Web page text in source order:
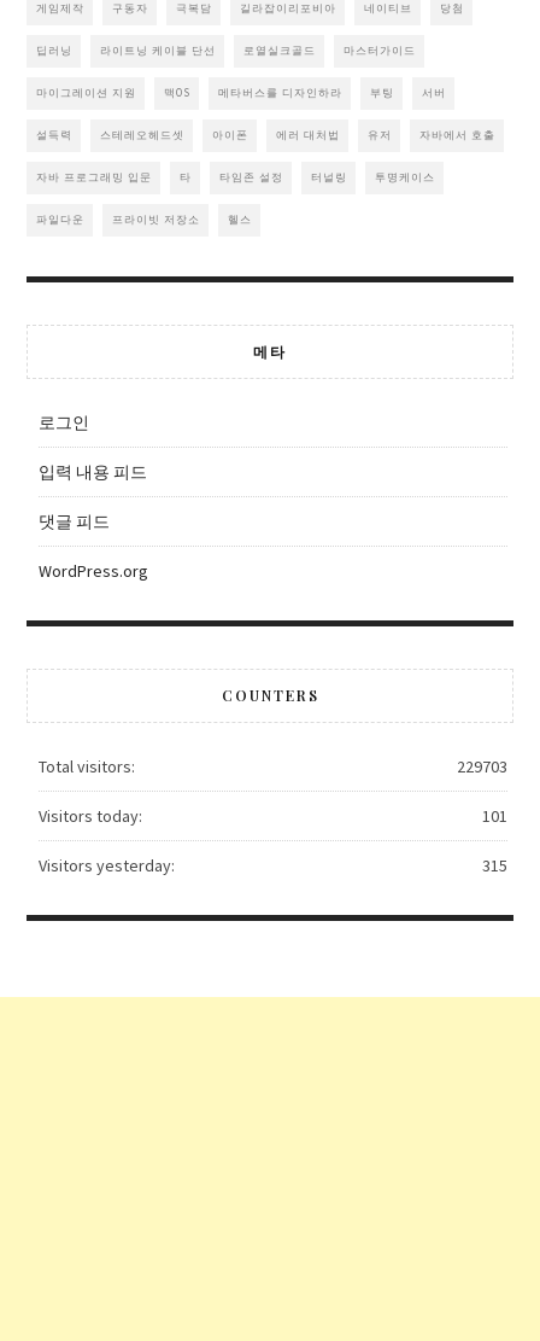
게임제작 구동자 극복담 길라잡이리포비아 네이티브 당첨
딥러닝 라이트닝 케이블 단선 로열실크골드 마스터가이드
마이그레이션 지원 맥OS 메타버스를 디자인하라 부팅 서버
설득력 스테레오헤드셋 아이폰 에러 대처법 유저 자바에서 호출
자바 프로그래밍 입문 타 타임존 설정 터널링 투명케이스
파일다운 프라이빗 저장소 헬스
메타
로그인
입력 내용 피드
댓글 피드
WordPress.org
COUNTERS
229703
Total visitors:
101
Visitors today:
315
Visitors yesterday: